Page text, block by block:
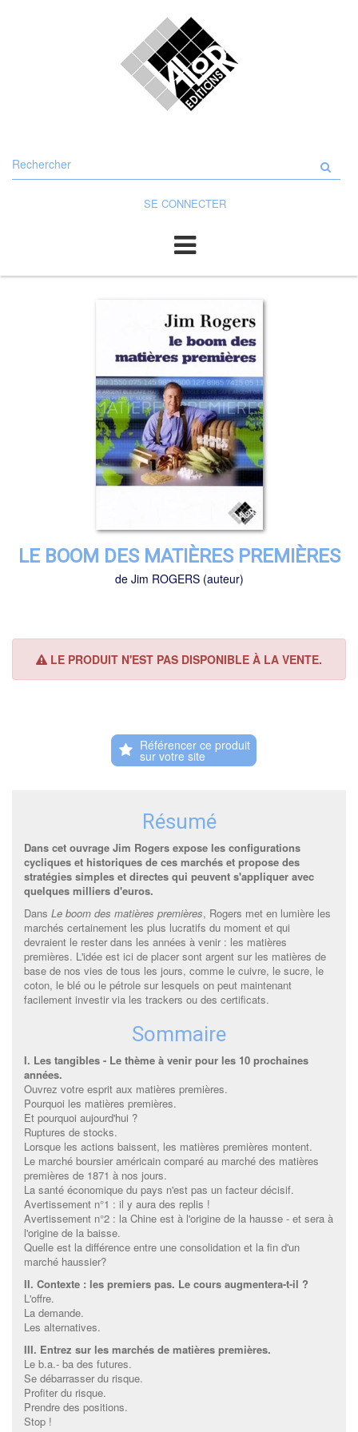
sur
le
SE CONNECTER
LE BOOM DES MATIÈRES PREMIÈRES
de Jim ROGERS(auteur)
LE PRODUIT N'EST PAS DISPONIBLE À LA VENTE.
Référencer ce produit
Résumé
Dans cet ouvrage Jim Rogers expose les configurations
cycliques et historiques de ces marchés et propose des
stratégies simples et directes qui peuvent s'appliquer avec
quelques milliers d'euros.
Dans Le boom des matières premières, Rogers met en lumière les
marchés certainement les plus lucratifs du moment et qui
devraient le rester dans les années à venir : les matières
premières. L'idée est ici de placer sont argent sur les matières de
base de nos vies de tous les jours, comme le cuivre, le sucre, le
coton, le blé ou le pétrole sur lesquels on peut maintenant
facilement investir via les trackers ou des certificats.
Sommaire
I. Les tangibles - Le thème à venir pour les 10 prochaines
années.
Ouvrez votre esprit aux matières premières.
Pourquoi les matières premières.
Et pourquoi aujourd'hui ?
Ruptures de stocks.
Lorsque les actions baissent, les matières premières montent.
Le marché boursier américain comparé au marché des matières
premières de 1871 à nos jours.
La santé économique du pays n'est pas un facteur décisif.
Avertissement n°1 : il y aura des replis !
Avertissement n°2 : la Chine est à l'origine de la hausse - et sera à
l'origine de la baisse.
Quelle est la différence entre une consolidation et la fin d'un
marché haussier?
II. Contexte : les premiers pas. Le cours augmentera-t-il ?
L'offre.
La demande.
Les alternatives.
III. Entrez sur les marchés de matières premières.
Le b.a.- ba des futures.
Se débarrasser du risque.
Profiter du risque.
Prendre des positions.
Stop !